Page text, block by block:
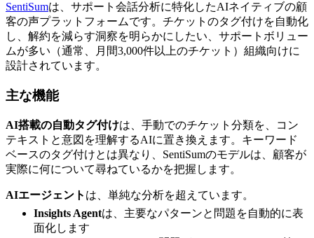
SentiSumは、サポート会話分析に特化したAIネイティブの顧
客の声プラットフォームです。チケットのタグ付けを自動化
し、解約を減らす洞察を明らかにしたい、サポートボリュー
ムが多い（通常、月間3,000件以上のチケット）組織向けに
設計されています。
主な機能
AI搭載の自動タグ付けは、手動でのチケット分類を、コン
テキストと意図を理解するAIに置き換えます。キーワード
ベースのタグ付けとは異なり、SentiSumのモデルは、顧客が
実際に何について尋ねているかを把握します。
AIエージェント は、単純な分析を超えています。
Insights Agentは、主要なパターンと問題を自動的に表
面化します